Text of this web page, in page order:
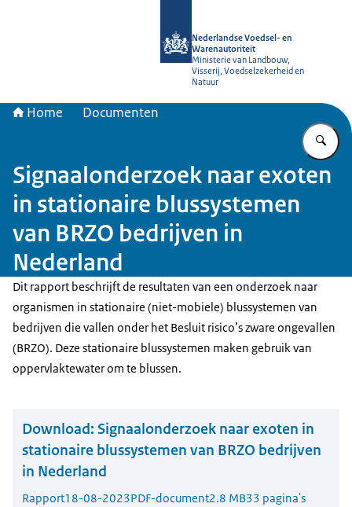
Nederlandse Voedsel- en
Warenautoriteit
Ministerie van Landbouw,
Visserij, Voedselzekerheid en
Natuur
Home Documenten
Signaalonderzoek naar exoten
in stationaire blussystemen
van BRZO bedrijven in
Nederland
Dit rapport beschrijft de resultaten van een onderzoek naar
organismen in stationaire (niet-mobiele) blussystemen van
bedrijven die vallen onder het Besluit risico’s zware ongevallen
(BRZO). Deze stationaire blussystemen maken gebruik van
oppervlaktewater om te blussen.
Download: Signaalonderzoek naar exoten in
stationaire blussystemen van BRZO bedrijven
in Nederland
Rapport18-08-2023PDF-document2.8 MB33 pagina's